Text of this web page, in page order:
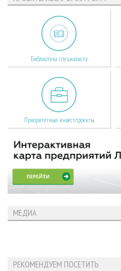
Библиотека специалиста
Приоритетные инвестпроекты
МЕДИА
РЕКОМЕНДУЕМ ПОСЕТИТЬ